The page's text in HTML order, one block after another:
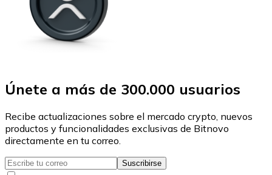
Únete a más de 300.000 usuarios
Recibe actualizaciones sobre el mercado crypto, nuevos
productos y funcionalidades exclusivas de Bitnovo
directamente en tu correo.
Suscribirse